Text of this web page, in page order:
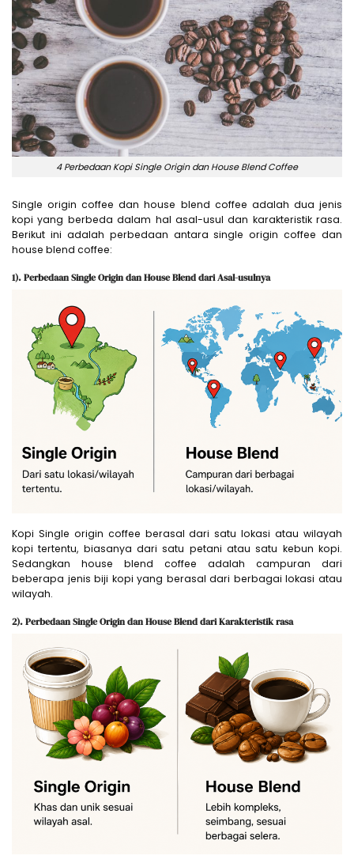
4 Perbedaan Kopi Single Origin dan House Blend Coffee
Single origin coffee dan house blend coffee adalah dua jenis
kopi yang berbeda dalam hal asal-usul dan karakteristik rasa.
Berikut ini adalah perbedaan antara single origin coffee dan
house blend coffee:
1). Perbedaan Single Origin dan House Blend dari Asal-usulnya
Kopi Single origin coffee berasal dari satu lokasi atau wilayah
kopi tertentu, biasanya dari satu petani atau satu kebun kopi.
Sedangkan house blend coffee adalah campuran dari
beberapa jenis biji kopi yang berasal dari berbagai lokasi atau
wilayah.
2).Perbedaan Single Origin dan House Blend dariKarakteristik rasa